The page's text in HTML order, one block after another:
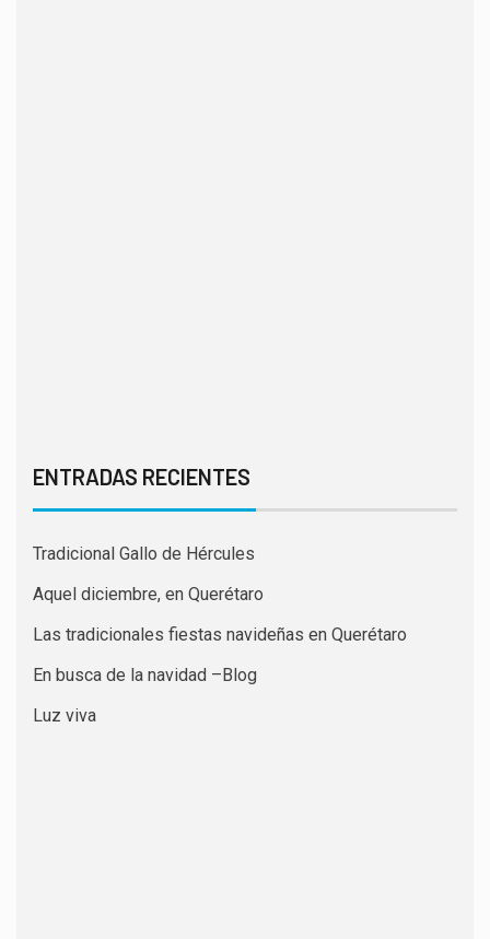
ENTRADAS RECIENTES
Tradicional Gallo de Hércules
Aquel diciembre, en Querétaro
Las tradicionales fiestas navideñas en Querétaro
En busca de la navidad –Blog
Luz viva